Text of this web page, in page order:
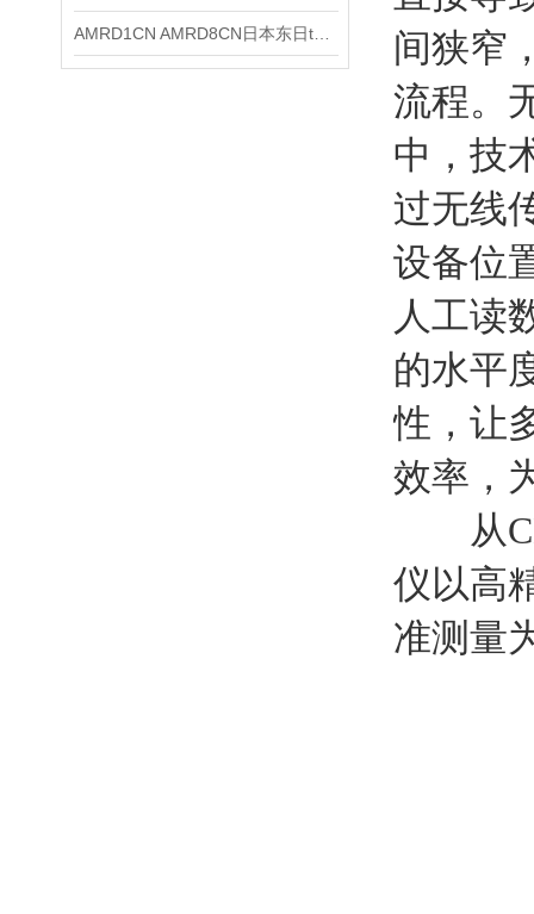
间狭窄
流程。
中，技
过无线
设备位
人工读
的水平
性，让
效率，
从
仪以高
准测量